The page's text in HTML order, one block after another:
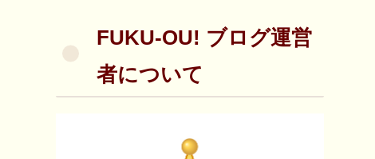
FUKU-OU! ブログ運営
者について